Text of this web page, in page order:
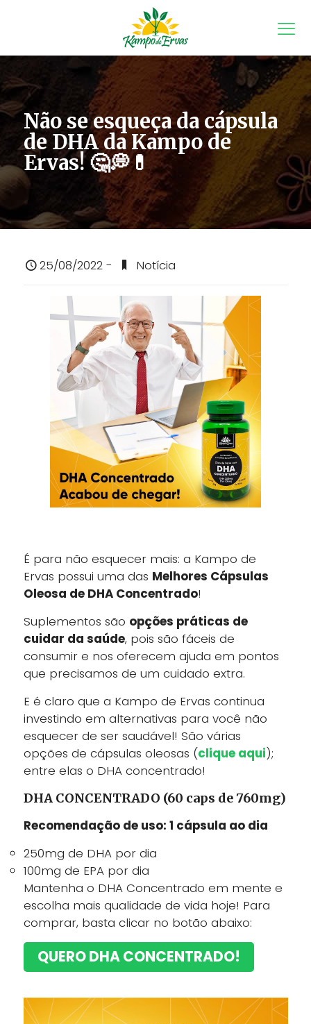
Não se esqueça da cápsula
de DHA da Kampo de
Ervas! 🤔💭💊
25/08/2022 - Notícia
É para não esquecer mais: a Kampo de
Ervas possui uma das Melhores Cápsulas
Oleosa de DHA Concentrado!
Suplementos são opções práticas de
cuidar da saúde, pois são fáceis de
consumir e nos oferecem ajuda em pontos
que precisamos de um cuidado extra.
E é claro que a Kampo de Ervas continua
investindo em alternativas para você não
esquecer de ser saudável! São várias
opções de cápsulas oleosas (clique aqui);
entre elas o DHA concentrado!
DHA CONCENTRADO (60 caps de 760mg)
Recomendação de uso: 1 cápsula ao dia
250mg de DHA por dia
100mg de EPA por dia
Mantenha o DHA Concentrado em mente e
escolha mais qualidade de vida hoje! Para
comprar, basta clicar no botão abaixo:
QUERO DHA CONCENTRADO!